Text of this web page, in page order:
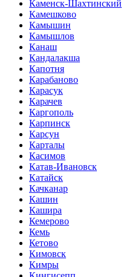
Каменск-Шахтинский
Камешково
Камышин
Камышлов
Канаш
Кандалакша
Капотня
Карабаново
Карасук
Карачев
Каргополь
Карпинск
Карсун
Карталы
Касимов
Катав-Ивановск
Катайск
Качканар
Кашин
Кашира
Кемерово
Кемь
Кетово
Кимовск
Кимры